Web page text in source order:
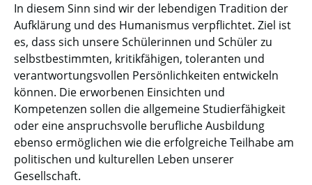
In diesem Sinn sind wir der lebendigen Tradition der
Aufklärung und des Humanismus verpflichtet. Ziel ist
es, dass sich unsere Schülerinnen und Schüler zu
selbstbestimmten, kritikfähigen, toleranten und
verantwortungsvollen Persönlichkeiten entwickeln
können. Die erworbenen Einsichten und
Kompetenzen sollen die allgemeine Studierfähigkeit
oder eine anspruchsvolle berufliche Ausbildung
ebenso ermöglichen wie die erfolgreiche Teilhabe am
politischen und kulturellen Leben unserer
Gesellschaft.